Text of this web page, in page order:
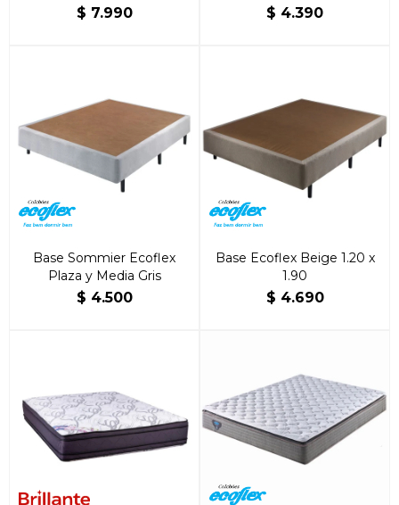
$ 7.990 $ 4.390
Base Sommier Ecoflex
Plaza y Media Gris
$ 4.500
Base Ecoflex Beige 1.20 x
1.90
$ 4.690